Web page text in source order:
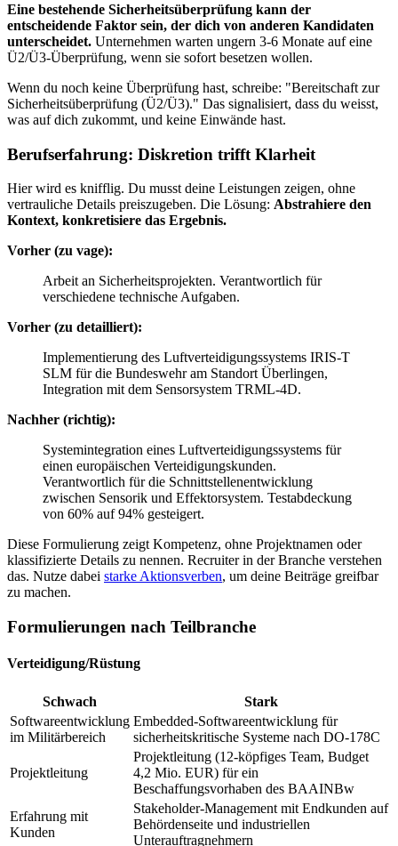
Eine bestehende Sicherheitsüberprüfung kann der
entscheidende Faktor sein, der dich von anderen Kandidaten
unterscheidet. Unternehmen warten ungern 3-6 Monate auf eine
Ü2/Ü3-Überprüfung, wenn sie sofort besetzen wollen.
Wenn du noch keine Überprüfung hast, schreibe: "Bereitschaft zur
Sicherheitsüberprüfung (Ü2/Ü3)." Das signalisiert, dass du weisst,
was auf dich zukommt, und keine Einwände hast.
Berufserfahrung: Diskretion trifft Klarheit
Hier wird es knifflig. Du musst deine Leistungen zeigen, ohne
vertrauliche Details preiszugeben. Die Lösung: Abstrahiere den
Kontext, konkretisiere das Ergebnis.
Vorher (zu vage):
Arbeit an Sicherheitsprojekten. Verantwortlich für
verschiedene technische Aufgaben.
Vorher (zu detailliert):
Implementierung des Luftverteidigungssystems IRIS-T
SLM für die Bundeswehr am Standort Überlingen,
Integration mit dem Sensorsystem TRML-4D.
Nachher (richtig):
Systemintegration eines Luftverteidigungssystems für
einen europäischen Verteidigungskunden.
Verantwortlich für die Schnittstellenentwicklung
zwischen Sensorik und Effektorsystem. Testabdeckung
von 60% auf 94% gesteigert.
Diese Formulierung zeigt Kompetenz, ohne Projektnamen oder
klassifizierte Details zu nennen. Recruiter in der Branche verstehen
das. Nutze dabei starke Aktionsverben, um deine Beiträge greifbar
zu machen.
Formulierungen nach Teilbranche
Verteidigung/Rüstung
Schwach
Stark
Softwareentwicklung
im Militärbereich
Embedded-Softwareentwicklung für
sicherheitskritische Systeme nach DO-178C
Projektleitung
Projektleitung (12-köpfiges Team, Budget
4,2 Mio. EUR) für ein
Beschaffungsvorhaben des BAAINBw
Erfahrung mit
Kunden
Stakeholder-Management mit Endkunden auf
Behördenseite und industriellen
Unterauftragnehmern